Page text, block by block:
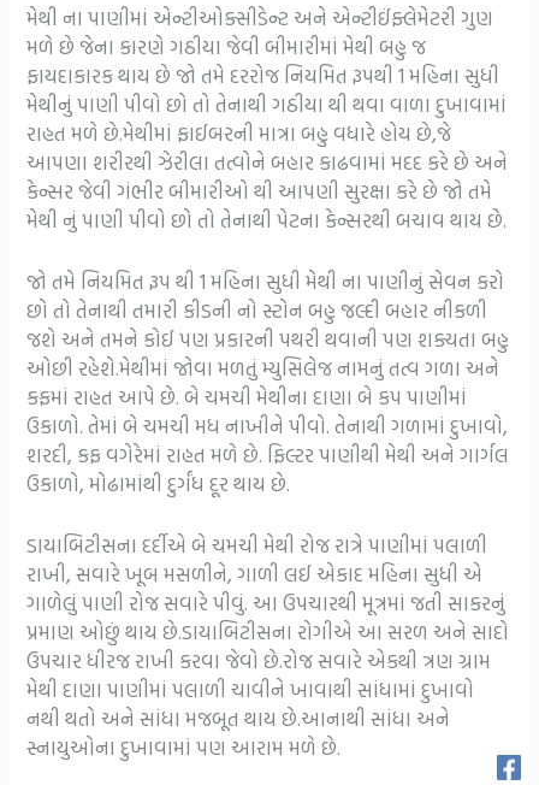
મેથી ના પાણીમાં એન્ટીઓક્સીડેન્ટ અને એન્ટીઈંફ્લેમેટરી ગુણ
મળે છે જેના કારણે ગઠીયા જેવી બીમારીમાં મેથી બહુ જ
ફાયદાકારક થાય છે જો તમે દરરોજ નિયમિત રૂપથી 1 મહિના સુધી
મેથીનું પાણી પીવો છો તો તેનાથી ગઠીયા થી થવા વાળા દુખાવામાં
રાહત મળે છે.મેથીમાં ફાઈબરની માત્રા બહુ વધારે હોય છે,જે
આપણા શરીરથી ઝેરીલા તત્વોને બહાર કાઢવામાં મદદ કરે છે અને
કેન્સર જેવી ગંભીર બીમારીઓ થી આપણી સુરક્ષા કરે છે જો તમે
મેથી નું પાણી પીવો છો તો તેનાથી પેટના કેન્સરથી બચાવ થાય છે.
જો તમે નિયમિત રૂપ થી 1 મહિના સુધી મેથી ના પાણીનું સેવન કરો
છો તો તેનાથી તમારી કીડની નો સ્ટોન બહુ જલ્દી બહાર નીકળી
જશે અને તમને કોઈ પણ પ્રકારની પથરી થવાની પણ શક્યતા બહુ
ઓછી રહેશે.મેથીમાં જોવા મળતું મ્યુસિલેજ નામનું તત્વ ગળા અને
કફમાં રાહત આપે છે. બે ચમચી મેથીના દાણા બે કપ પાણીમાં
ઉકાળો. તેમાં બે ચમચી મધ નાખીને પીવો. તેનાથી ગળામાં દુખાવો,
શરદી, કફ વગેરેમાં રાહત મળે છે. ફિલ્ટર પાણીથી મેથી અને ગાર્ગલ
ઉકાળો, મોઢામાંથી દુર્ગંધ દૂર થાય છે.
ડાયાબિટીસના દર્દીએ બે ચમચી મેથી રોજ રાત્રે પાણીમાં પલાળી
રાખી, સવારે ખૂબ મસળીને, ગાળી લઈ એકાદ મહિના સુધી એ
ગાળેલું પાણી રોજ સવારે પીવું. આ ઉપચારથી મૂત્રમાં જતી સાકરનું
પ્રમાણ ઓછું થાય છે.ડાયાબિટીસના રોગીએ આ સરળ અને સાદો
ઉપચાર ધીરજ રાખી કરવા જેવો છે.રોજ સવારે એકથી ત્રણ ગ્રામ
મેથી દાણા પાણીમાં પલાળી ચાવીને ખાવાથી સાંધામાં દુખાવો
નથી થતો અને સાંધા મજબૂત થાય છે.આનાથી સાંધા અને
સ્નાયુઓના દુખાવામાં પણ આરામ મળે છે.